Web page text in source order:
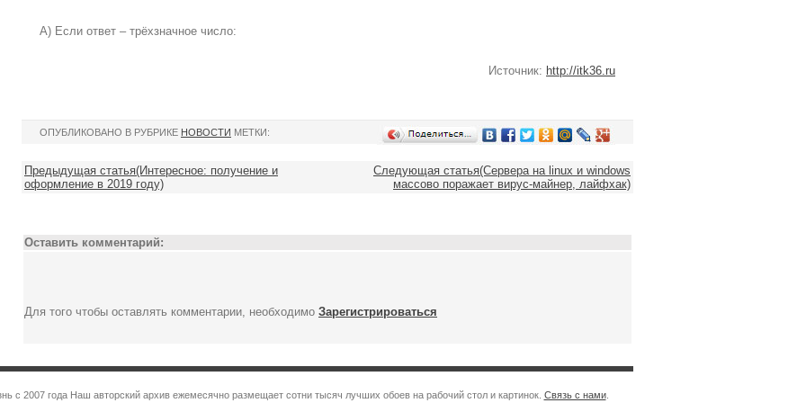
А) Если ответ – трёхзначное число:
Источник: http://itk36.ru
ОПУБЛИКОВАНО В РУБРИКЕ НОВОСТИ МЕТКИ:
Предыдущая статья(Интересное: получение и
оформление в 2019 году)
Следующая статья(Сервера на linux и windows
массово поражает вирус-майнер, лайфхак)
Оставить комментарий:
Для того чтобы оставлять комментарии, необходимо Зарегистрироваться
с 2007 года Наш авторский архив ежемесячно размещает сотни тысяч лучших обоев на рабочий стол и картинок. Связь с нами.